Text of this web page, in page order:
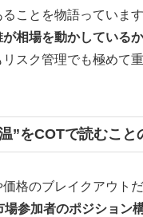
ることを物語っています
が相場を動かしているか
スク管理でも極めて
”をCOTで読むこと
格のブレイクアウトだ
参加者のポジション